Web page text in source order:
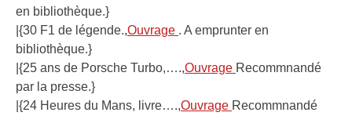
en bibliothèque.}
|{30 F1 de légende.,Ouvrage . A emprunter en
bibliothèque.}
|{25 ans de Porsche Turbo,….,Ouvrage Recommnandé
par la presse.}
|{24 Heures du Mans, livre….,Ouvrage Recommnandé